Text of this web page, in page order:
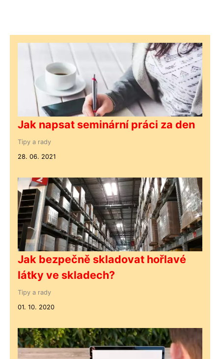
Jak napsat seminární práci za den
Tipy a rady
28. 06. 2021
Jak bezpečně skladovat hořlavé
látky ve skladech?
Tipy a rady
01. 10. 2020